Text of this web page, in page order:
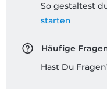
So gestaltest
starten
Häufige
Hast Du